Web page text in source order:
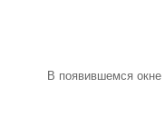
В появившемся окне